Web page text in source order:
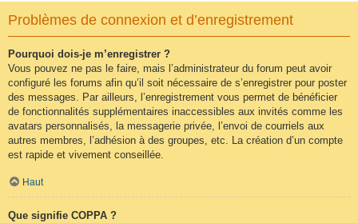
Problèmes de connexion et d’enregistrement
Pourquoi dois-je m’enregistrer ?
Vous pouvez ne pas le faire, mais l’administrateur du forum peut avoir
configuré les forums afin qu’il soit nécessaire de s’enregistrer pour poster
des messages. Par ailleurs, l’enregistrement vous permet de bénéficier
de fonctionnalités supplémentaires inaccessibles aux invités comme les
avatars personnalisés, la messagerie privée, l’envoi de courriels aux
autres membres, l’adhésion à des groupes, etc. La création d’un compte
est rapide et vivement conseillée.
Haut
Que signifie COPPA ?